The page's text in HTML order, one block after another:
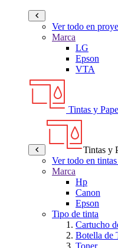
Ver todo en
Marca
LG
Epson
VTA
Tintas y
Tintas y
Ver todo en
Marca
Hp
Canon
Epson
Tipo de tinta
Cartucho
Botella de
Toner